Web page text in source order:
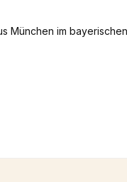
München im